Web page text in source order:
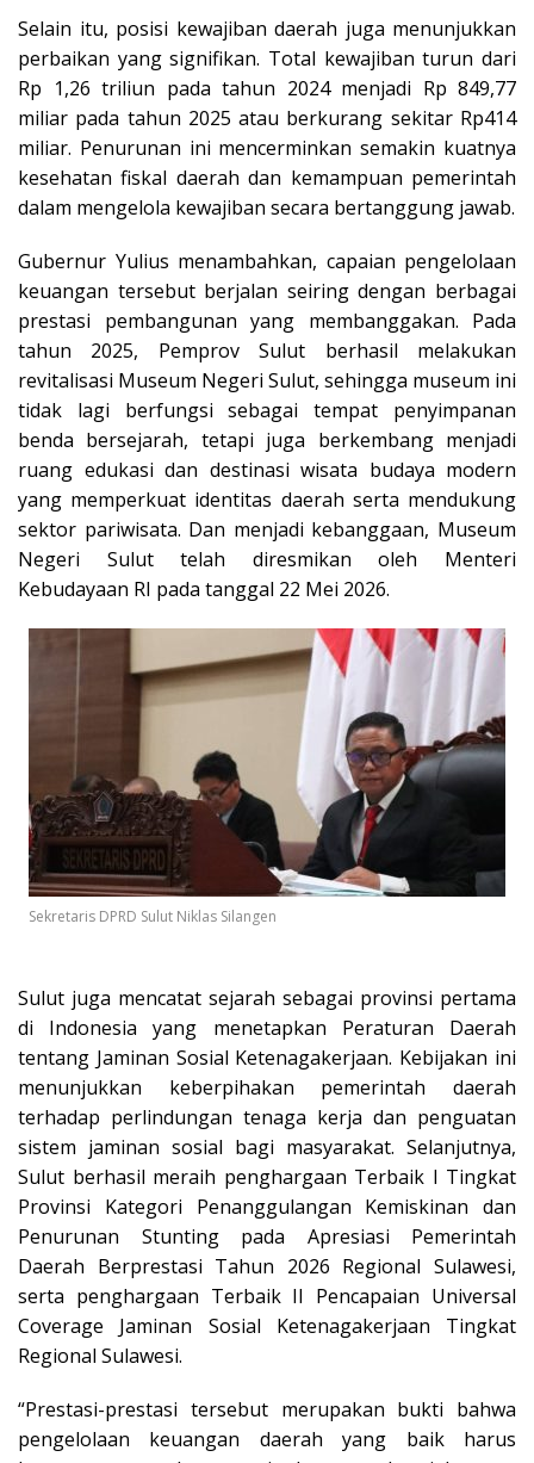
Selain itu, posisi kewajiban daerah juga menunjukkan
perbaikan yang signifikan. Total kewajiban turun dari
Rp 1,26 triliun pada tahun 2024 menjadi Rp 849,77
miliar pada tahun 2025 atau berkurang sekitar Rp414
miliar. Penurunan ini mencerminkan semakin kuatnya
kesehatan fiskal daerah dan kemampuan pemerintah
dalam mengelola kewajiban secara bertanggung jawab.
Gubernur Yulius menambahkan, capaian pengelolaan
keuangan tersebut berjalan seiring dengan berbagai
prestasi pembangunan yang membanggakan. Pada
tahun 2025, Pemprov Sulut berhasil melakukan
revitalisasi Museum Negeri Sulut, sehingga museum ini
tidak lagi berfungsi sebagai tempat penyimpanan
benda bersejarah, tetapi juga berkembang menjadi
ruang edukasi dan destinasi wisata budaya modern
yang memperkuat identitas daerah serta mendukung
sektor pariwisata. Dan menjadi kebanggaan, Museum
Negeri Sulut telah diresmikan oleh Menteri
Kebudayaan RI pada tanggal 22 Mei 2026.
Sekretaris DPRD Sulut Niklas Silangen
Sulut juga mencatat sejarah sebagai provinsi pertama
di Indonesia yang menetapkan Peraturan Daerah
tentang Jaminan Sosial Ketenagakerjaan. Kebijakan ini
menunjukkan keberpihakan pemerintah daerah
terhadap perlindungan tenaga kerja dan penguatan
sistem jaminan sosial bagi masyarakat. Selanjutnya,
Sulut berhasil meraih penghargaan Terbaik I Tingkat
Provinsi Kategori Penanggulangan Kemiskinan dan
Penurunan Stunting pada Apresiasi Pemerintah
Daerah Berprestasi Tahun 2026 Regional Sulawesi,
serta penghargaan Terbaik II Pencapaian Universal
Coverage Jaminan Sosial Ketenagakerjaan Tingkat
Regional Sulawesi.
“Prestasi-prestasi tersebut merupakan bukti bahwa
pengelolaan keuangan daerahyang baik harus